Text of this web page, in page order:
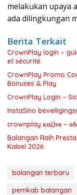
melakukan upaya
ada dilingkungan
Berita Terkait
CrownPlay login –
et sécurité
CrownPlay Promo
Bonuses & Play
CrownPlay Login –
InstaSino
crownplay καζίνο –
Balangan Raih
Kalsel 2026
balangan terbaru
pemkab balangan